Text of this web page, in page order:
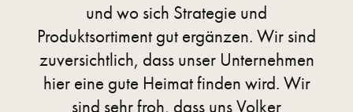
und wo sich Strategie und
Produktsortiment gut ergänzen. Wir sind
zuversichtlich, dass unser Unternehmen
hier eine gute Heimat finden wird. Wir
sind sehr froh, dass uns Volker